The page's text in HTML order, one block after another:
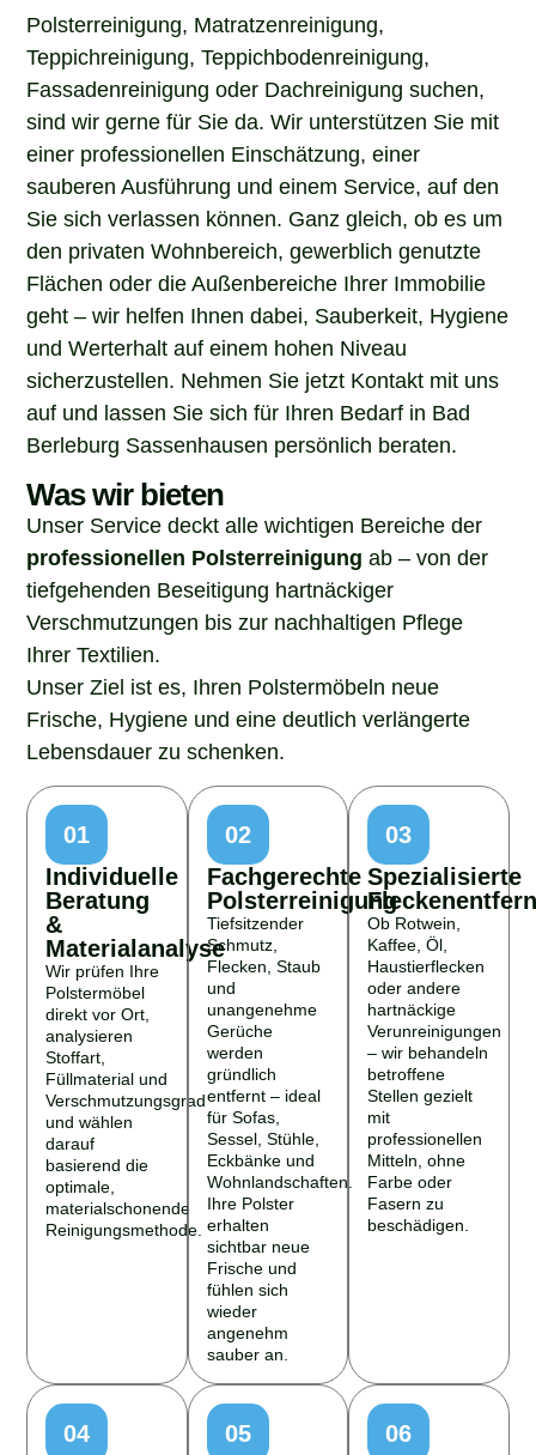
Polsterreinigung, Matratzenreinigung,
Teppichreinigung, Teppichbodenreinigung,
Fassadenreinigung oder Dachreinigung suchen,
sind wir gerne für Sie da. Wir unterstützen Sie mit
einer professionellen Einschätzung, einer
sauberen Ausführung und einem Service, auf den
Sie sich verlassen können. Ganz gleich, ob es um
den privaten Wohnbereich, gewerblich genutzte
Flächen oder die Außenbereiche Ihrer Immobilie
geht – wir helfen Ihnen dabei, Sauberkeit, Hygiene
und Werterhalt auf einem hohen Niveau
sicherzustellen. Nehmen Sie jetzt Kontakt mit uns
auf und lassen Sie sich für Ihren Bedarf in Bad
Berleburg Sassenhausen persönlich beraten.
Was wir bieten
Unser Service deckt alle wichtigen Bereiche der
professionellen Polsterreinigung ab – von der
tiefgehenden Beseitigung hartnäckiger
Verschmutzungen bis zur nachhaltigen Pflege
Ihrer Textilien.
Unser Ziel ist es, Ihren Polstermöbeln neue
Frische, Hygiene und eine deutlich verlängerte
Lebensdauer zu schenken.
01
Individuelle
Beratung
&
Materialanalyse
Wir prüfen Ihre
Polstermöbel
direkt vor Ort,
analysieren
Stoffart,
Füllmaterial und
Verschmutzungsgrad
und wählen
darauf
basierend die
optimale,
materialschonende
Reinigungsmethode.
02
Fachgerechte
Polsterreinigung
Tiefsitzender
Schmutz,
Flecken, Staub
und
unangenehme
Gerüche
werden
gründlich
entfernt – ideal
für Sofas,
Sessel, Stühle,
Eckbänke und
Wohnlandschaften.
Ihre Polster
erhalten
sichtbar neue
Frische und
fühlen sich
wieder
angenehm
sauber an.
03
Spezialisierte
Ob Rotwein,
Kaffee, Öl,
Haustierflecken
oder andere
hartnäckige
Verunreinigungen
– wir behandeln
betroffene
Stellen gezielt
mit
professionellen
Mitteln, ohne
Farbe oder
Fasern zu
beschädigen.
04
05
06